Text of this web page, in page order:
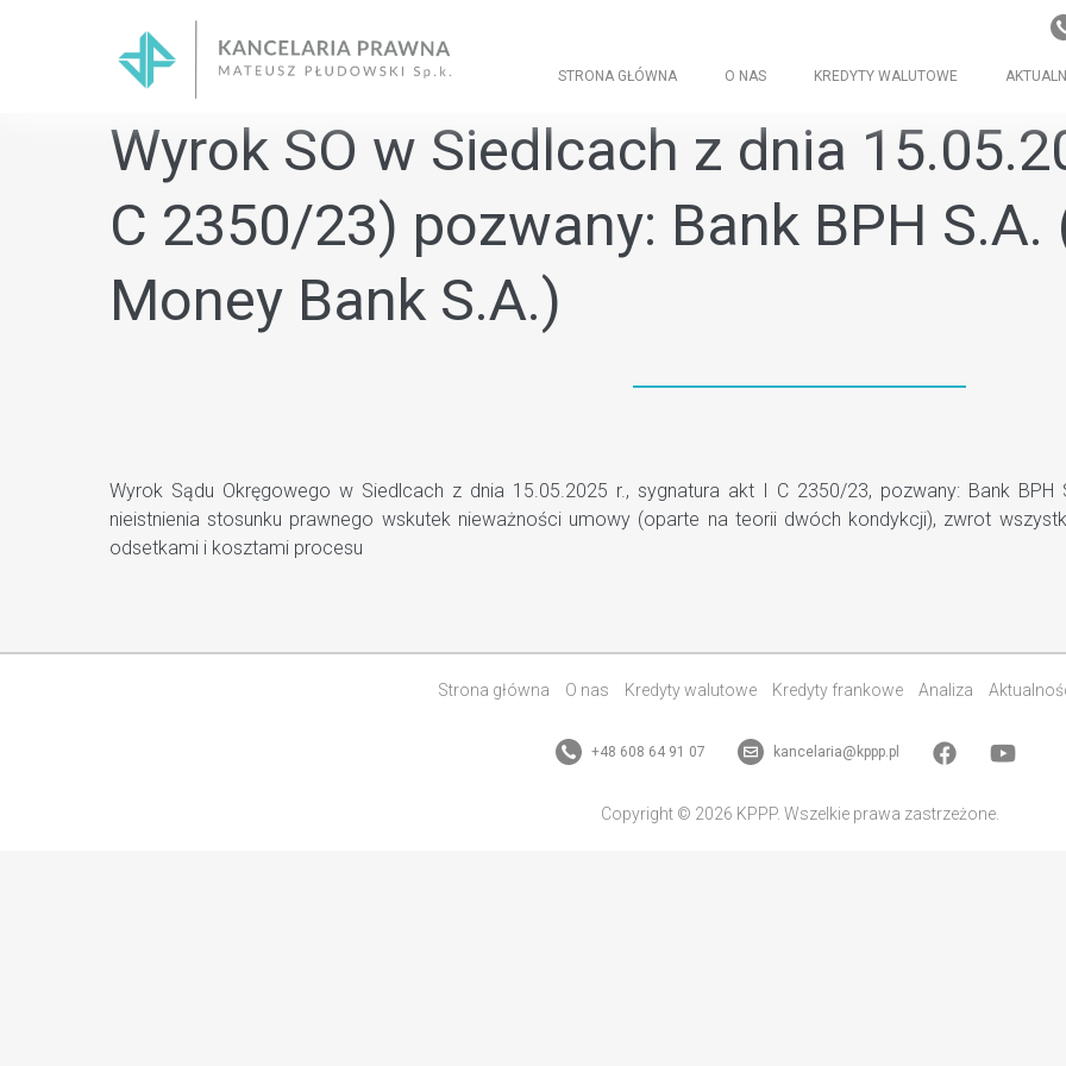
STRONA GŁÓWNA O NAS KREDYTY WALUTOWE
Wyrok SO w Siedlcach z dnia
C 2350/23) pozwany: Bank BPH S.A.
Money Bank S.A.)
Wyrok Sądu Okręgowego w Siedlcach z dnia 15.05.2025 r., sygnatura akt I C 2350/23, pozwany: Bank BPH
nieistnienia stosunku prawnego wskutek nieważności umowy (oparte na teorii dwóch kondykcji), zwrot
odsetkami i kosztami procesu
Strona główna O nas Kredyty walutowe Kredyty frankowe Analiza
+48 608 64 91 07 kancelaria@kppp.pl
Copyright © 2026 KPPP. Wszelkie prawa zastrzeżone.